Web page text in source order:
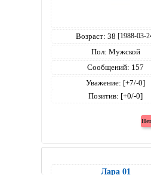
Возраст: 38 [1988-03-
Пол: Мужской
Сообщений: 157
Уважение: [+7/-0]
Позитив: [+0/-0]
Лара 01